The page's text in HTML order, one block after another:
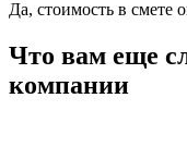
Да, стоимость в смете
Что вам еще
компании